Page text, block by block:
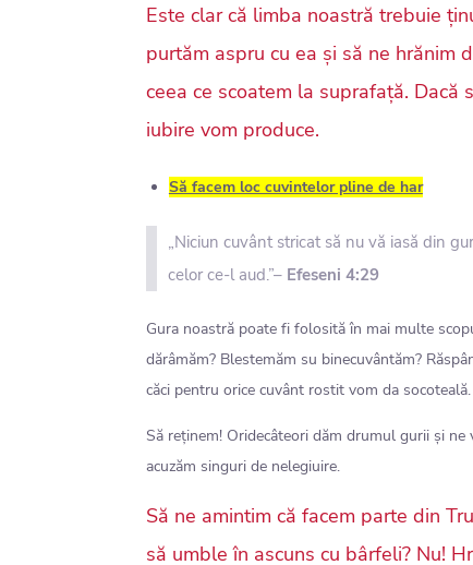
Este clar că limba noastră trebuie
purtăm aspru cu ea și să ne hrănim
ceea ce scoatem la suprafață. Dacă
iubire vom produce.
Să facem loc cuvintelor pline de har
„Niciun cuvânt stricat să nu vă iasă din
celor ce-l aud.”– Efeseni 4:29
Gura noastră poate fi folosită în mai multe
dărâmăm? Blestemăm su binecuvântăm?
căci pentru orice cuvânt rostit vom da socoteală.
Să reținem! Oridecâteori dăm drumul gurii și
acuzăm singuri de nelegiuire.
Să ne amintim că facem parte din
să umble în ascuns cu bârfeli? Nu!